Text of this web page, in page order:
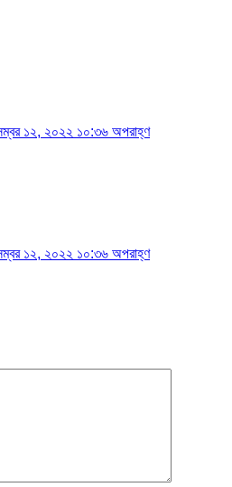
১২, ২০২২ ১০:৩৬ অপরাহ্ণ
১২, ২০২২ ১০:৩৬ অপরাহ্ণ